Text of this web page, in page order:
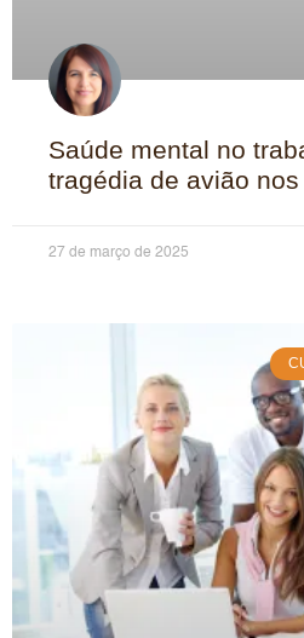
Saúde mental no
tragédia de avião
27 de março de 2025